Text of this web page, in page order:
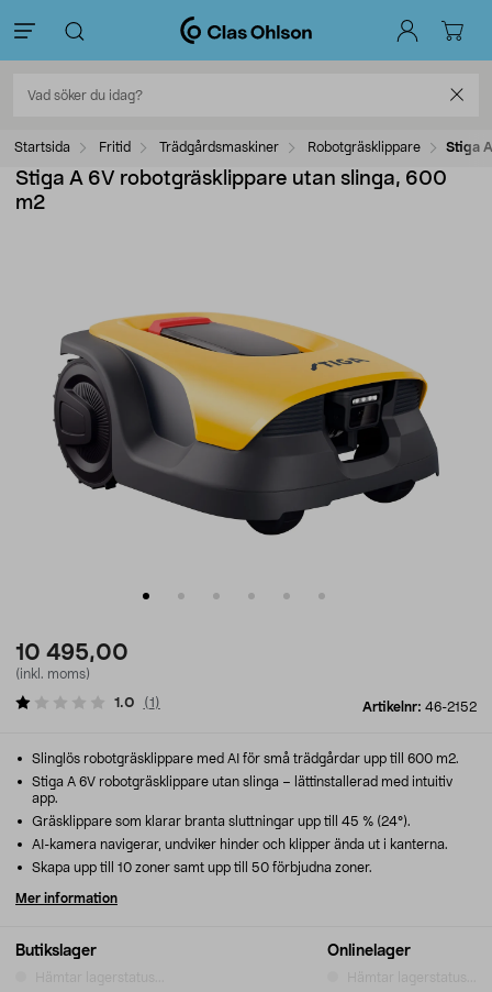
Startsida Fritid Trädgårdsmaskiner Robotgräsklippare Stiga
Stiga A 6V robotgräsklippare utan slinga, 600
m2
10 495,00
(inkl. moms)
Artikelnr: 46-2152
1.0 (1 )
Butikslager Onlinelager
Slinglös robotgräsklippare med AI för små trädgårdar upp till 600 m2.
Stiga A 6V robotgräsklippare utan slinga – lättinstallerad med intuitiv
app.
Gräsklippare som klarar branta sluttningar upp till 45 % (24°).
AI-kamera navigerar, undviker hinder och klipper ända ut i kanterna.
Skapa upp till 10 zoner samt upp till 50 förbjudna zoner.
Mer information